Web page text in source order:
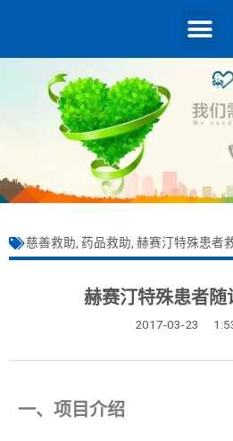
慈善救助, 药品救助, 赫赛汀特殊患者
赫赛汀特殊患者随
2017-03-23
一、项目介绍